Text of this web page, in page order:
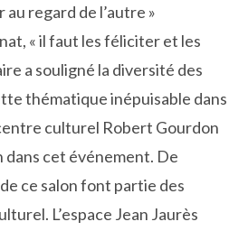
au regard de l’autre »
« il faut les féliciter et les
a souligné la diversité des
thématique inépuisable dans
culturel Robert Gourdon
dans cet événement. De
ce salon font partie des
L’espace Jean Jaurès